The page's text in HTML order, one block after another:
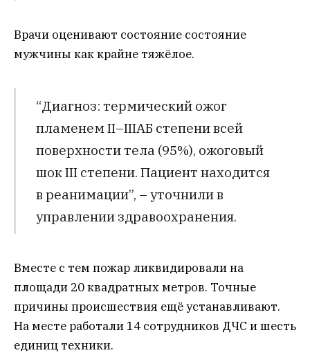
Врачи оценивают состояние состояние
мужчины как крайне тяжёлое.
“Диагноз: термический ожог
пламенем II–IIIАБ степени всей
поверхности тела (95%), ожоговый
шок III степени. Пациент находится
в реанимации”, – уточнили в
управлении здравоохранения.
Вместе с тем пожар ликвидировали на
площади 20 квадратных метров. Точные
причины происшествия ещё устанавливают.
На месте работали 14 сотрудников ДЧС и шесть
единиц техники.